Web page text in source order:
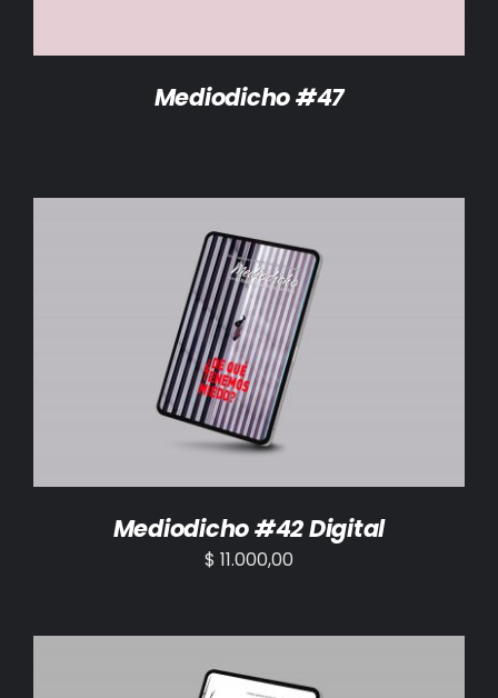
Mediodicho #47
AÑADIR AL CARRITO /
Mediodicho #42 Digital
$ 11.000,00